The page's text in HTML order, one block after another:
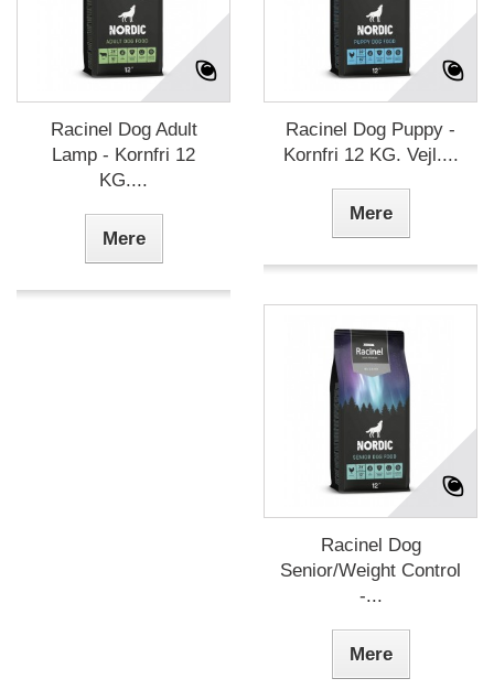
Racinel Dog Adult
Lamp - Kornfri 12
KG....
Mere
Racinel Dog Puppy -
Kornfri 12 KG. Vejl....
Mere
Racinel Dog
Senior/Weight Control
-...
Mere